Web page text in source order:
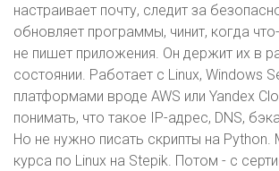
настраивает почту, следит за
обновляет программы, чинит, когда
не пишет приложения. Он держит их в
состоянии. Работает с Linux, Windows
платформами вроде AWS или Yandex
понимать, что такое IP-адрес, DNS,
Но не нужно писать скрипты на
курса по Linux на Stepik. Потом - с